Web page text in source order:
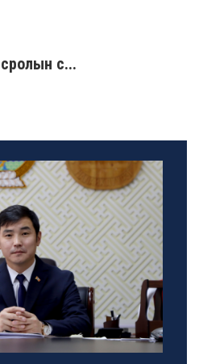
с...
of nati...
music art of J..
Илүү